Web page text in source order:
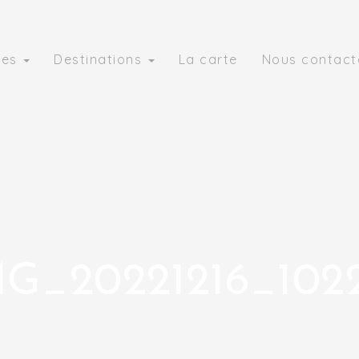
Destinations La carte Nous